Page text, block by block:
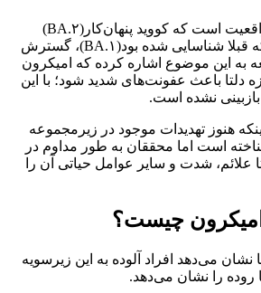
در حال حاضر این یک واقعیت است که کووید پنهان‌کار(BA.۲)
سریعتر از زیرسویه‌ای که قبلا شناسایی شده بود(BA.۱)، گسترش
به این موضوع اشاره کرده‌ که امیکرون
دلتا باعث عفونت‌های شدید شود؛ با این
نشده است.
هنوز تهدیدات موجود در زیرمجموعه
است اما محققان به‌ طور مداوم در
علائم، شدت و سایر عوامل حیاتی آن را
امیکرون چیست؟
نشان می‌دهد افراد آلوده به این زیرسویه
روده را نشان می‌دهد.